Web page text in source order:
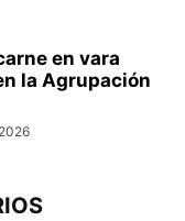
en vara
la Agrupación